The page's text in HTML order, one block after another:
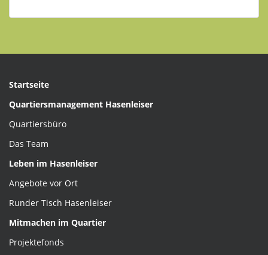
Beiträgen
Startseite
Quartiersmanagement Hasenleiser
Quartiersbüro
Das Team
Leben im Hasenleiser
Angebote vor Ort
Runder Tisch Hasenleiser
Mitmachen im Quartier
Projektefonds